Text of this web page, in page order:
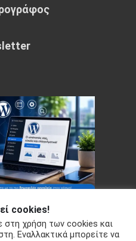
- WordPress Theme : by
cookies!
χρήση των cookies και
Εναλλακτικά μπορείτε να